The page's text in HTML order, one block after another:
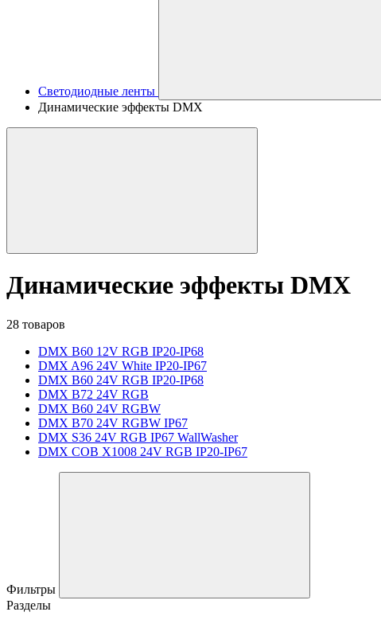
Светодиодные ленты
Динамические эффекты DMX
Динамические эффекты DMX
28 товаров
DMX B60 12V RGB IP20-IP68
DMX A96 24V White IP20-IP67
DMX B60 24V RGB IP20-IP68
DMX B72 24V RGB
DMX B60 24V RGBW
DMX B70 24V RGBW IP67
DMX S36 24V RGB IP67 WallWasher
DMX COB X1008 24V RGB IP20-IP67
Фильтры
Разделы